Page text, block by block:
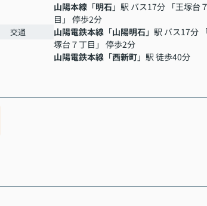
交通
山陽本線 「明石」駅 バス17分 「王塚台
目」 停歩2分
山陽電鉄本線 「山陽明石」駅 バス17分
塚台７丁目」 停歩2分
山陽電鉄本線 「西新町」駅 徒歩40分